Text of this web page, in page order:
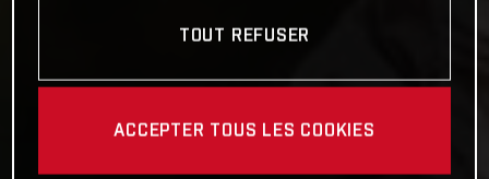
TOUT REFUSER
ACCEPTER TOUS LES COOKIES